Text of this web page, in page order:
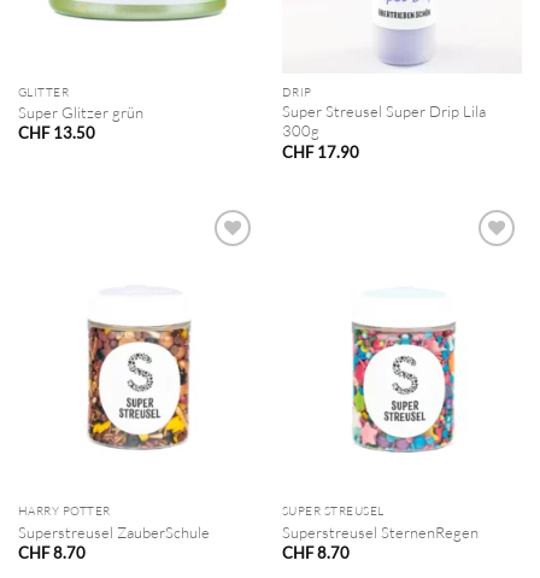
GLITTER
Super Glitzer grün
CHF13.50
DRIP
Super Streusel Super Drip Lila
300g
CHF17.90
HARRY POTTER
Superstreusel ZauberSchule
CHF8.70
SUPER STREUSEL
Superstreusel SternenRegen
CHF8.70